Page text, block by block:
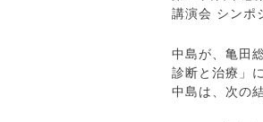
講演会 シンポ
中島が、亀田
診断と治療」
中島は、次の